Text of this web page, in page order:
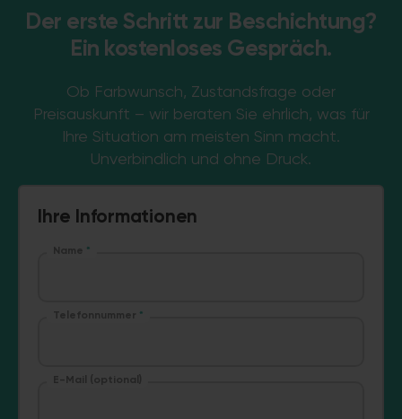
Der erste Schritt zur Beschichtung?
Ein kostenloses Gespräch.
Ob Farbwunsch, Zustandsfrage oder
Preisauskunft – wir beraten Sie ehrlich, was für
Ihre Situation am meisten Sinn macht.
Unverbindlich und ohne Druck.
Ihre Informationen
Name *
Telefonnummer *
E-Mail (optional)